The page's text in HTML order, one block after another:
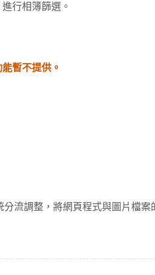
行相簿篩選。
暫不提供。
流調整，將網頁程式與圖片檔